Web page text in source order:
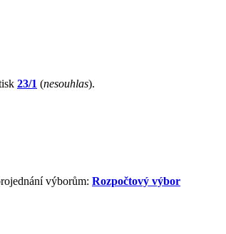
23/1 (nesouhlas).
výborům: Rozpočtový výbor